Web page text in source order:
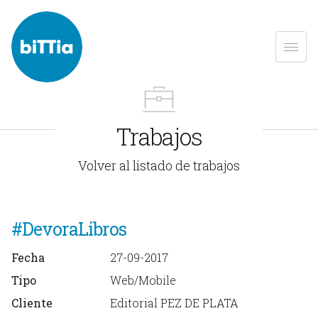
Trabajos
Volver al listado de trabajos
#DevoraLibros
Fecha
27-09-2017
Tipo
Web/Mobile
Cliente
Editorial PEZ DE PLATA